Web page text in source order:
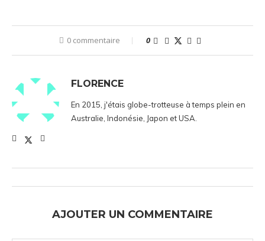
0 commentaire 0
FLORENCE
En 2015, j'étais globe-trotteuse à temps plein en
Australie, Indonésie, Japon et USA.
AJOUTER UN COMMENTAIRE